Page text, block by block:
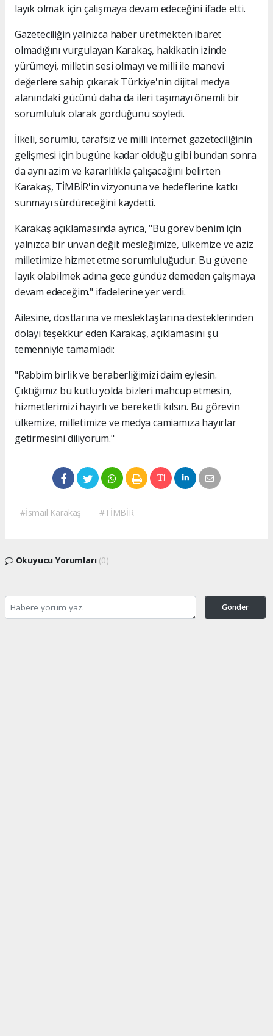
layık olmak için çalışmaya devam edeceğini ifade etti.
Gazeteciliğin yalnızca haber üretmekten ibaret
olmadığını vurgulayan Karakaş, hakikatin izinde
yürümeyi, milletin sesi olmayı ve milli ile manevi
değerlere sahip çıkarak Türkiye'nin dijital medya
alanındaki gücünü daha da ileri taşımayı önemli bir
sorumluluk olarak gördüğünü söyledi.
İlkeli, sorumlu, tarafsız ve milli internet gazeteciliğinin
gelişmesi için bugüne kadar olduğu gibi bundan sonra
da aynı azim ve kararlılıkla çalışacağını belirten
Karakaş, TİMBİR'in vizyonuna ve hedeflerine katkı
sunmayı sürdüreceğini kaydetti.
Karakaş açıklamasında ayrıca, "Bu görev benim için
yalnızca bir unvan değil; mesleğimize, ülkemize ve aziz
milletimize hizmet etme sorumluluğudur. Bu güvene
layık olabilmek adına gece gündüz demeden çalışmaya
devam edeceğim." ifadelerine yer verdi.
Ailesine, dostlarına ve meslektaşlarına desteklerinden
dolayı teşekkür eden Karakaş, açıklamasını şu
temenniyle tamamladı:
"Rabbim birlik ve beraberliğimizi daim eylesin.
Çıktığımız bu kutlu yolda bizleri mahcup etmesin,
hizmetlerimizi hayırlı ve bereketli kılsın. Bu görevin
ülkemize, milletimize ve medya camiamıza hayırlar
getirmesini diliyorum."
#İsmail Karakaş #TİMBİR
Okuyucu Yorumları (0)
Gönder